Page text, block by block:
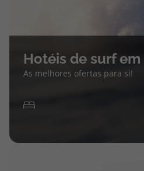
Hotéis de surf
As melhores ofertas para si!